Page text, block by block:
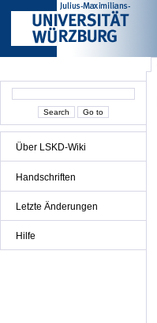
Über LSKD-Wiki
Handschriften
Letzte Änderungen
Hilfe